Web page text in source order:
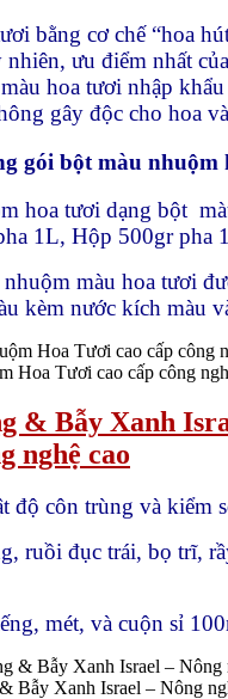
bằng cơ chế “hoa
ưu điểm nhất
hoa tươi nhập
gây độc cho hoa
gói bột màu nhuộm
hoa tươi dạng bột
1L, Hộp 500gr pha
màu hoa tươi
kèm nước kích màu
Hoa Tươi cao cấp công
& Bẫy Xanh
nghệ cao
độ côn trùng và kiểm
ruồi đục trái, bọ trĩ,
mét, và cuộn sỉ
Bẫy Xanh Israel – Nông